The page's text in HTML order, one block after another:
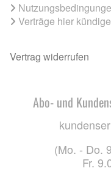
Verträge hier
Vertrag widerrufen
Abo- und
(Mo. - Do.
Fr.